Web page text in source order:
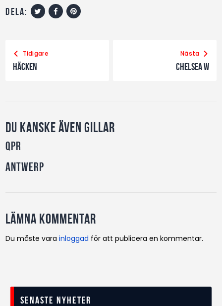
dela:
Tidigare
Häcken
Nästa
Chelsea W
Du kanske även gillar
QPR
Antwerp
Lämna kommentar
Du måste varainloggad för att publicera en kommentar.
Senaste nyheter